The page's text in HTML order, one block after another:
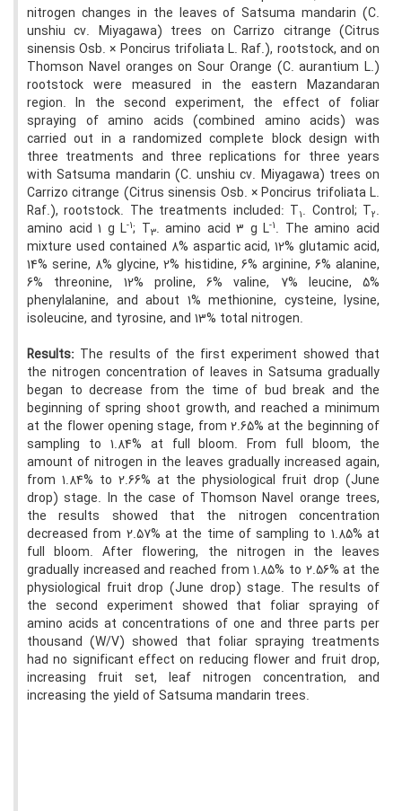
nitrogen changes in the leaves of Satsuma mandarin (C.
unshiu cv. Miyagawa) trees on Carrizo citrange (Citrus
sinensis Osb. × Poncirus trifoliata L. Raf.), rootstock, and on
Thomson Navel oranges on Sour Orange (C. aurantium L.)
rootstock were measured in the eastern Mazandaran
region. In the second experiment, the effect of foliar
spraying of amino acids (combined amino acids) was
carried out in a randomized complete block design with
three treatments and three replications for three years
with Satsuma mandarin (C. unshiu cv. Miyagawa) trees on
Carrizo citrange (Citrus sinensis Osb. × Poncirus trifoliata L.
Raf.), rootstock. The treatments included: T1. Control; T2.
amino acid 1 g L-1; T3. amino acid 3 g L-1. The amino acid
mixture used contained 8% aspartic acid, 12% glutamic acid,
14% serine, 8% glycine, 2% histidine, 6% arginine, 6% alanine,
6% threonine, 12% proline, 6% valine, 7% leucine, 5%
phenylalanine, and about 1% methionine, cysteine, lysine,
isoleucine, and tyrosine, and 13% total nitrogen.
Results: The results of the first experiment showed that
the nitrogen concentration of leaves in Satsuma gradually
began to decrease from the time of bud break and the
beginning of spring shoot growth, and reached a minimum
at the flower opening stage, from 2.65% at the beginning of
sampling to 1.84% at full bloom. From full bloom, the
amount of nitrogen in the leaves gradually increased again,
from 1.84% to 2.66% at the physiological fruit drop (June
drop) stage. In the case of Thomson Navel orange trees,
the results showed that the nitrogen concentration
decreased from 2.57% at the time of sampling to 1.85% at
full bloom. After flowering, the nitrogen in the leaves
gradually increased and reached from 1.85% to 2.56% at the
physiological fruit drop (June drop) stage. The results of
the second experiment showed that foliar spraying of
amino acids at concentrations of one and three parts per
thousand (W/V) showed that foliar spraying treatments
had no significant effect on reducing flower and fruit drop,
increasing fruit set, leaf nitrogen concentration, and
increasing the yield of Satsuma mandarin trees.